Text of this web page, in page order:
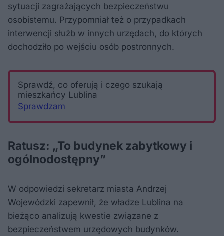
sytuacji zagrażających bezpieczeństwu
osobistemu. Przypomniał też o przypadkach
interwencji służb w innych urzędach, do których
dochodziło po wejściu osób postronnych.
Sprawdź, co oferują i czego szukają
mieszkańcy Lublina
Sprawdzam
Ratusz: „To budynek zabytkowy i
ogólnodostępny”
W odpowiedzi sekretarz miasta Andrzej
Wojewódzki zapewnił, że władze Lublina na
bieżąco analizują kwestie związane z
bezpieczeństwem urzędowych budynków.